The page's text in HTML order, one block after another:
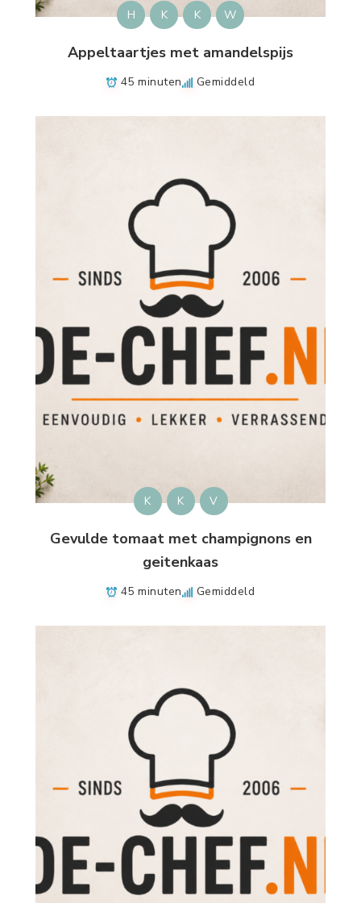
H K K W
Appeltaartjes met amandelspijs
45 minuten Gemiddeld
K K V
Gevulde tomaat met champignons en
geitenkaas
45 minuten Gemiddeld